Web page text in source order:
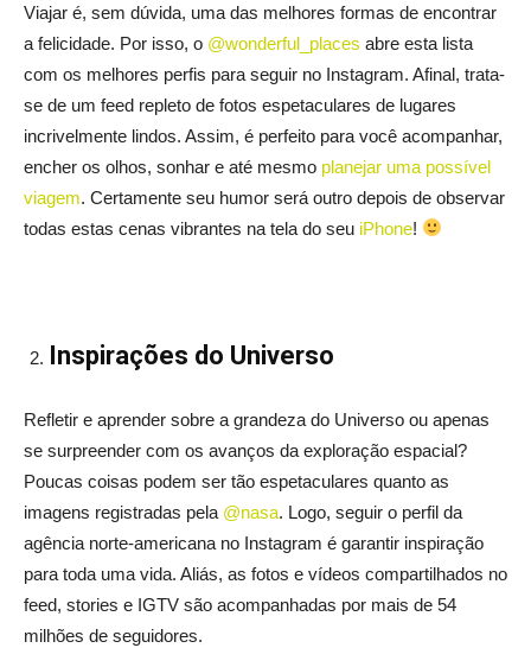
Viajar é, sem dúvida, uma das melhores formas de encontrar
a felicidade. Por isso, o @wonderful_places abre esta lista
com os melhores perfis para seguir no Instagram. Afinal, trata-
se de um feed repleto de fotos espetaculares de lugares
incrivelmente lindos. Assim, é perfeito para você acompanhar,
encher os olhos, sonhar e até mesmo planejar uma possível
viagem. Certamente seu humor será outro depois de observar
todas estas cenas vibrantes na tela do seu iPhone!
Inspirações do Universo
Refletir e aprender sobre a grandeza do Universo ou apenas
se surpreender com os avanços da exploração espacial?
Poucas coisas podem ser tão espetaculares quanto as
imagens registradas pela @nasa. Logo, seguir o perfil da
agência norte-americana no Instagram é garantir inspiração
para toda uma vida. Aliás, as fotos e vídeos compartilhados no
feed, stories e IGTV são acompanhadas por mais de 54
milhões de seguidores.